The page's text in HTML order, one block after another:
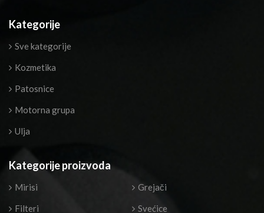
Kategorije
Sve kategorije
Kozmetika
Patosnice
Motorna grupa
Ulja
Kategorije proizvoda
Mirisi
Filteri
Grejači
Svećice